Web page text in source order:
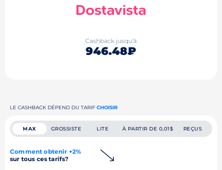
Cashback jusqu'à
946.48₽
LE CASHBACK DÉPEND DU TARIF CHOISIR
MAX GROSSISTE LITE À PARTIR DE 0,01$ REÇUS
Comment obtenir +2%
sur tous ces tarifs?